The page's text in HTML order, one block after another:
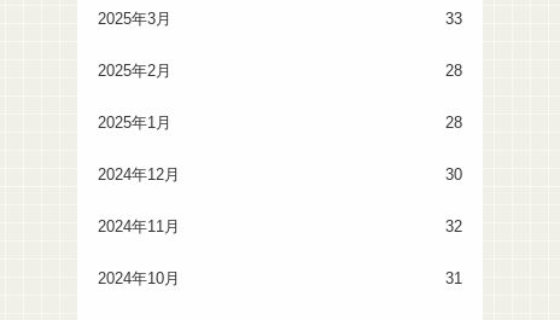
2025年3月 33
2025年2月 28
2025年1月 28
2024年12月 30
2024年11月 32
2024年10月 31